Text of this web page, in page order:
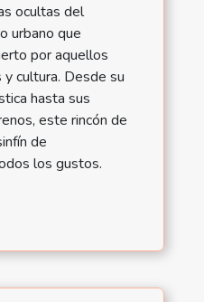
ocultas del
urbano que
por aquellos
cultura. Desde su
hasta sus
este rincón de
de
los gustos.